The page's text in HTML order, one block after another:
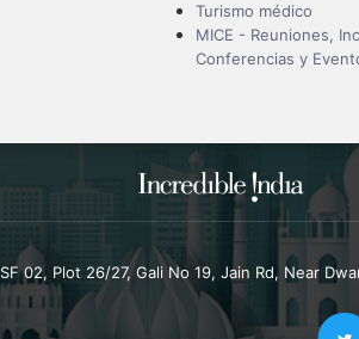
Turismo médico
MICE - Reuniones,
Conferencias y
SF 02, Plot 26/27, Gali No 19, Jain Rd, Near